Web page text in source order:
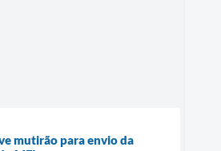
mutirão para envio da